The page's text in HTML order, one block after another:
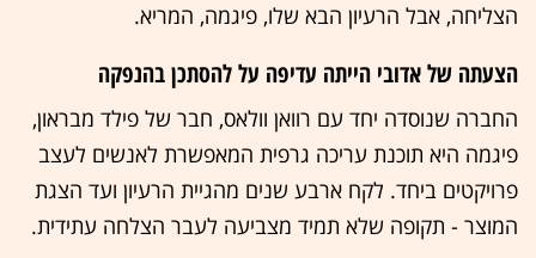
הצליחה, אבל הרעיון הבא שלו, פיגמה, המריא.
הצעתה של אדובי הייתה עדיפה על להסתכן בהנפקה
החברה שנוסדה יחד עם רוואן וולאס, חבר של פילד מבראון,
פיגמה היא תוכנת עריכה גרפית המאפשרת לאנשים לעצב
פרויקטים ביחד. לקח ארבע שנים מהגיית הרעיון ועד הצגת
המוצר - תקופה שלא תמיד מצביעה לעבר הצלחה עתידית.